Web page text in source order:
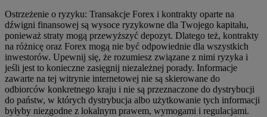
Ostrzeżenie o ryzyku: Transakcje Forex i kontrakty oparte na
dźwigni finansowej są wysoce ryzykowne dla Twojego kapitału,
ponieważ straty mogą przewyższyć depozyt. Dlatego też, kontrakty
na różnicę oraz Forex mogą nie być odpowiednie dla wszystkich
inwestorów. Upewnij się, że rozumiesz związane z nimi ryzyka i
jeśli jest to konieczne zasięgnij niezależnej porady. Informacje
zawarte na tej witrynie internetowej nie są skierowane do
odbiorców konkretnego kraju i nie są przeznaczone do dystrybucji
do państw, w których dystrybucja albo użytkowanie tych informacji
byłyby niezgodne z lokalnym prawem, wymogami i regulacjami.